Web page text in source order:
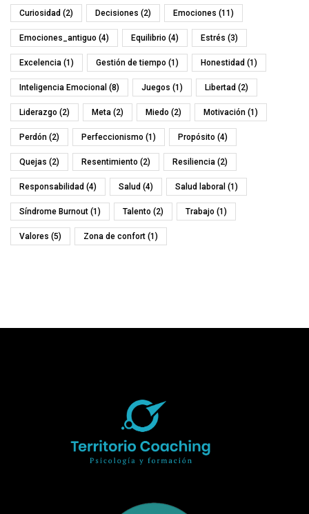
Curiosidad (2) Decisiones (2) Emociones (11)
Emociones_antiguo (4) Equilibrio (4) Estrés (3)
Excelencia (1) Gestión de tiempo (1) Honestidad (1)
Inteligencia Emocional (8) Juegos (1) Libertad (2)
Liderazgo (2) Meta (2) Miedo (2) Motivación (1)
Perdón (2) Perfeccionismo (1) Propósito (4)
Quejas (2) Resentimiento (2) Resiliencia (2)
Responsabilidad (4) Salud (4) Salud laboral (1)
Síndrome Burnout (1) Talento (2) Trabajo (1)
Valores (5) Zona de confort (1)